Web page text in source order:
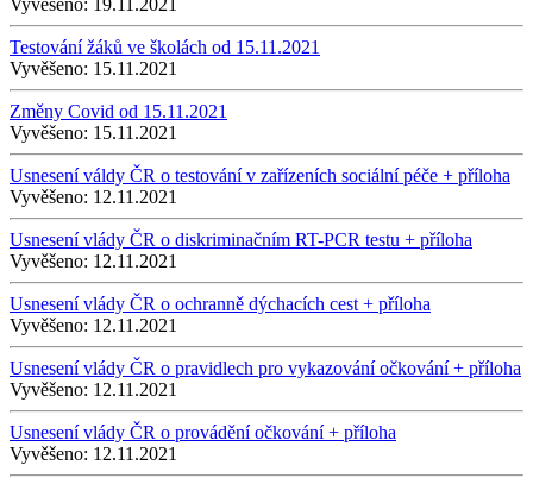
Testování žáků ve školách od 15.11.2021
Vyvěšeno: 15.11.2021
Změny Covid od 15.11.2021
Vyvěšeno: 15.11.2021
Usnesení váldy ČR o testování v zařízeních sociální péče + příloha
Vyvěšeno: 12.11.2021
Usnesení vlády ČR o diskriminačním RT-PCR testu + příloha
Vyvěšeno: 12.11.2021
Usnesení vlády ČR o ochranně dýchacích cest + příloha
Vyvěšeno: 12.11.2021
Usnesení vlády ČR o pravidlech pro vykazování očkování + příloha
Vyvěšeno: 12.11.2021
Usnesení vlády ČR o provádění očkování + příloha
Vyvěšeno: 12.11.2021